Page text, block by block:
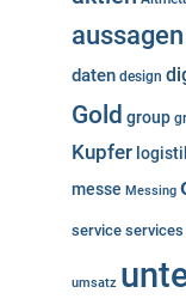
aussagen
daten design
Gold group
Kupfer
messe Messing
service services
umsatz